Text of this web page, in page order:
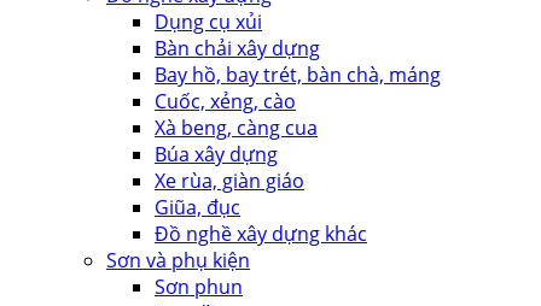
Dụng cụ xủi
Bàn chải xây dựng
Bay hồ, bay trét, bàn chà, máng
Cuốc, xẻng, cào
Xà beng, càng cua
Búa xây dựng
Xe rùa, giàn giáo
Giũa, đục
Đồ nghề xây dựng khác
Sơn và phụ kiện
Sơn phun